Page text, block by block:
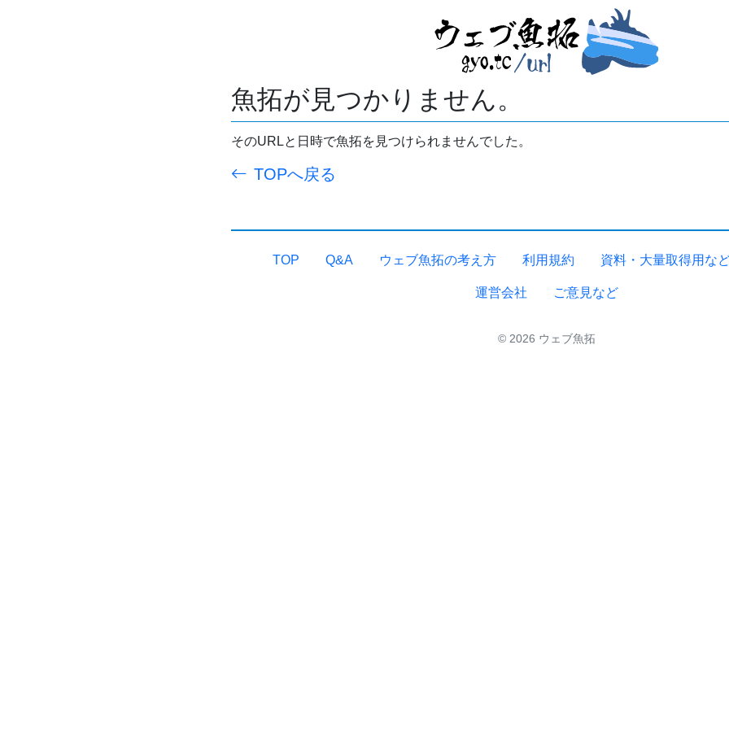
魚拓が見つかりません。
そのURLと日時で魚拓を見つけられませんでした。
TOPへ戻る
TOP Q&A ウェブ魚拓の考え方 利用規約 資料・大量取得用な
運営会社 ご意見など
© 2026 ウェブ魚拓